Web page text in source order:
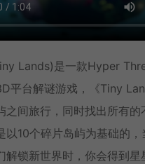
Lands)是一款Hyper
平台解谜游戏，《Tiny
之间旅行，同时找出所有的
以10个碎片岛屿为基础的，
解锁新世界时，你会得到星